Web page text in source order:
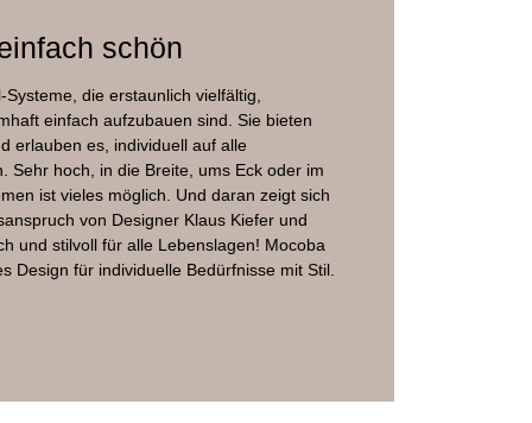
schön
die erstaunlich vielfältig,
einfach aufzubauen sind. Sie bieten
erlauben es, individuell auf alle
Sehr hoch, in die Breite, ums Eck oder im
ist vieles möglich. Und daran zeigt sich
von Designer Klaus Kiefer und
und stilvoll für alle Lebenslagen! Mocoba
Design für individuelle Bedürfnisse mit Stil.